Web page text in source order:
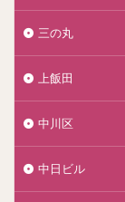
三の丸
上飯田
中川区
中日ビル